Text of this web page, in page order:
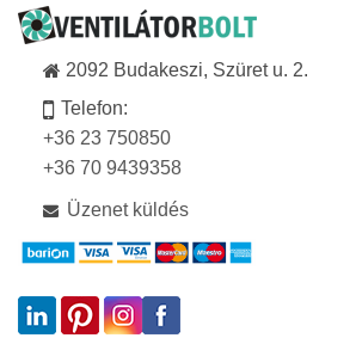
2092 Budakeszi, Szüret u. 2.
Telefon:
+36 23 750850
+36 70 9439358
Üzenet küldés